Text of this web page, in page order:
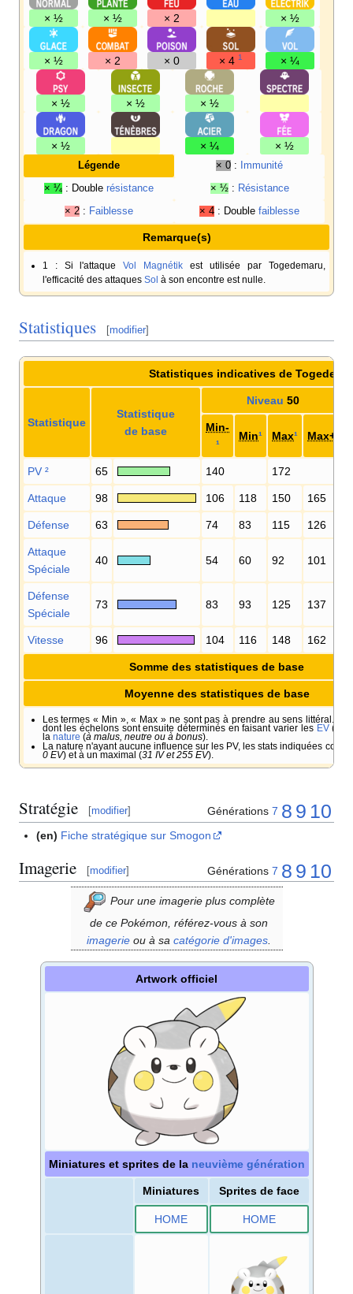
× ½ × ½ × 2 × ½
× ½ × 2 × 0 × 41 × ¼
× ½ × ½ × ½
× ½ × ¼ × ½
Légende × 0 : Immunité
× ¼ : Double résistance × ½ : Résistance
× 2 : Faiblesse × 4 : Double faiblesse
Remarque(s)
1 : Si l'attaqueVol Magnétik est utilisée par Togedemaru,
l'efficacité des attaques Sol à son encontre est nulle.
Statistiques [modifier]
Statistiques indicatives de
Statistique
Statistique
de base
Niveau 50
Min-
¹
Min¹ Max¹ Max+
PV ² 65 140 172
Attaque 98 106 118 150 165
Défense 63 74 83 115 126
Attaque
Spéciale
40 54 60 92 101
Défense
Spéciale
73 83 93 125 137
Vitesse 96 104 116 148 162
Somme des statistiques de base
Moyenne des statistiques de base
Les termes « Min », « Max » ne sont pas à prendre au sens littéral. Il
dont les échelons sont ensuite déterminés en faisant varier les EV(
la nature (à malus, neutre ou à bonus).
La nature n'ayant aucune influence sur les PV, les stats indiquées
0 EV) et à un maximal (31 IV et 255 EV).
Stratégie [modifier] Générations 7 8 9 10
(en) Fiche stratégique sur Smogon
Imagerie [modifier] Générations 7 8 9 10
Pour une imagerie plus complète
de ce Pokémon, référez-vous à son
imagerieou à sa catégorie d'images.
Artwork officiel
Miniatures et sprites de la neuvième génération
Miniatures Sprites de face
HOME HOME